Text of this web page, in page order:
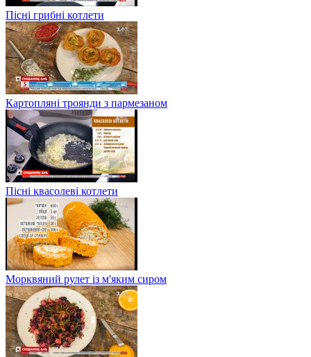
Пісні грибні котлети
Картопляні троянди з пармезаном
Пісні квасолеві котлети
Морквяний рулет із м'яким сиром